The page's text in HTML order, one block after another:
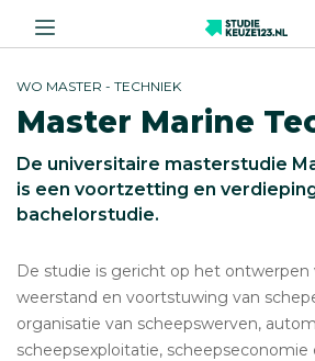
WO MASTER - TECHNIEK
Master Marine
De universitaire masterstudie
is een voortzetting en
bachelorstudie.
De studie is gericht op het ontwerpen
weerstand en voortstuwing van
organisatie van scheepswerven,
scheepsexploitatie, scheepseconomie